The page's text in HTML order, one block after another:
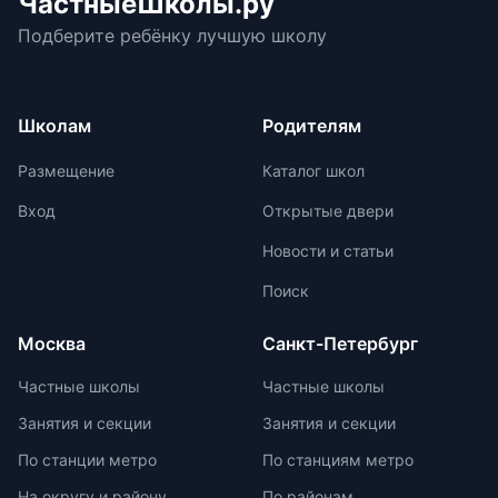
государственной аккредитации,
изучить репутацию школы и
При выборе ранца проверяйте
маркировку с указанием
подготовиться к экзаменам в
университетах и на работе. Однако,
заучиванию `правильных` ответов.
До 2030 года есть достаточно
времени для тщательной
проработки процедуры и нюансов
Подберите ребёнку лучшую школу
Школам
Размещение
Вход
Родителям
Каталог школ
Открытые двери
Новости и статьи
Поиск
Москва
Частные школы
Занятия и секции
По станции метро
Санкт-Петербург
Частные школы
Занятия и секции
По станциям метро